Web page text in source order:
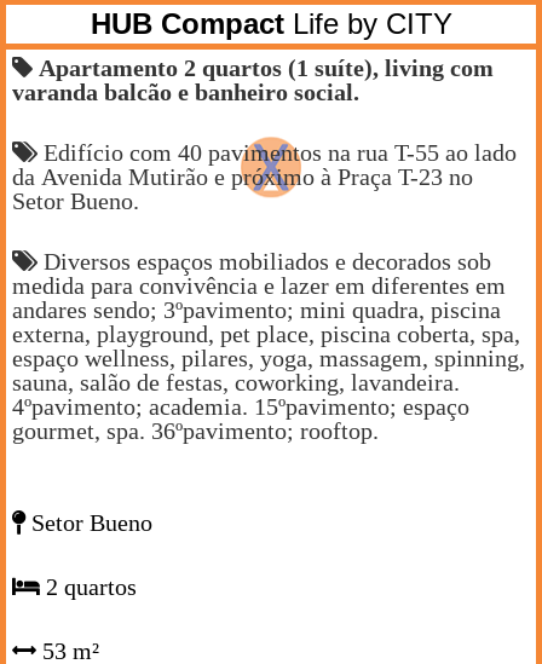
HUB Compact Life by CITY
Apartamento 2 quartos (1 suíte), living com
varanda balcão e banheiro social.
Edifício com 40 pavimentos na rua T-55 ao lado
da Avenida Mutirão e próximo à Praça T-23 no
Setor Bueno.
Diversos espaços mobiliados e decorados sob
medida para convivência e lazer em diferentes em
andares sendo; 3ºpavimento; mini quadra, piscina
externa, playground, pet place, piscina coberta, spa,
espaço wellness, pilares, yoga, massagem, spinning,
sauna, salão de festas, coworking, lavandeira.
4ºpavimento; academia. 15ºpavimento; espaço
gourmet, spa. 36ºpavimento; rooftop.
Setor Bueno
2 quartos
53 m²